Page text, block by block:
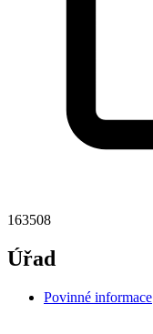
163508
Úřad
Povinné informace